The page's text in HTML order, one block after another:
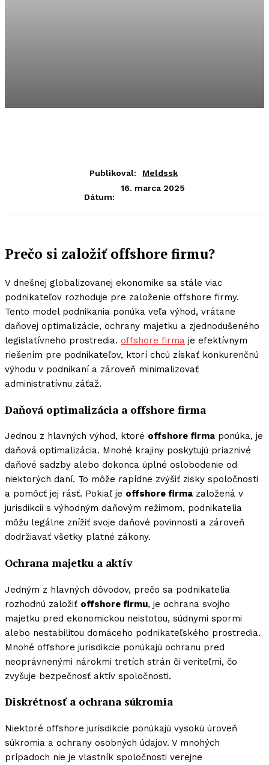
Publikoval: Meldssk
Dátum:
16. marca 2025
Prečo si založiť offshore firmu?
V dnešnej globalizovanej ekonomike sa stále viac
podnikateľov rozhoduje pre založenie offshore firmy.
Tento model podnikania ponúka veľa výhod, vrátane
daňovej optimalizácie, ochrany majetku a zjednodušeného
legislatívneho prostredia. offshore firma je efektívnym
riešením pre podnikateľov, ktorí chcú získať konkurenčnú
výhodu v podnikaní a zároveň minimalizovať
administratívnu záťaž.
Daňová optimalizácia a offshore firma
Jednou z hlavných výhod, ktoré offshore firma ponúka, je
daňová optimalizácia. Mnohé krajiny poskytujú priaznivé
daňové sadzby alebo dokonca úplné oslobodenie od
niektorých daní. To môže rapídne zvýšiť zisky spoločnosti
a pomôcť jej rásť. Pokiaľ je offshore firma založená v
jurisdikcii s výhodným daňovým režimom, podnikatelia
môžu legálne znížiť svoje daňové povinnosti a zároveň
dodržiavať všetky platné zákony.
Ochrana majetku a aktív
Jedným z hlavných dôvodov, prečo sa podnikatelia
rozhodnú založiť offshore firmu, je ochrana svojho
majetku pred ekonomickou neistotou, súdnymi spormi
alebo nestabilitou domáceho podnikateľského prostredia.
Mnohé offshore jurisdikcie ponúkajú ochranu pred
neoprávnenými nárokmi tretích strán či veriteľmi, čo
zvyšuje bezpečnosť aktív spoločnosti.
Diskrétnosť a ochrana súkromia
Niektoré offshore jurisdikcie ponúkajú vysokú úroveň
súkromia a ochrany osobných údajov. V mnohých
prípadoch nie je vlastník spoločnosti verejne